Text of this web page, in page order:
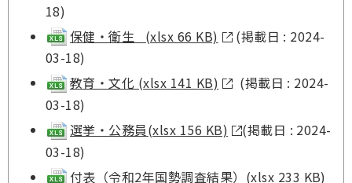
18)
保健・衛生 (xlsx 66 KB)
(掲載日 : 2024-
03-18)
教育・文化 (xlsx 141 KB)
(掲載日 : 2024-
03-18)
選挙・公務員(xlsx 156 KB)
(掲載日 : 2024-
03-18)
付表（令和2年国勢調査結果）(xlsx 233 KB)